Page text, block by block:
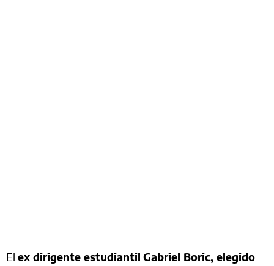
El ex dirigente estudiantil Gabriel Boric, elegido